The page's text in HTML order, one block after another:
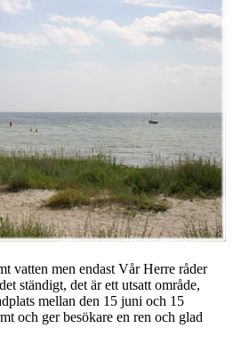
vatten men endast Vår Herre råder
ständigt, det är ett utsatt område,
mellan den 15 juni och 15
och ger besökare en ren och glad